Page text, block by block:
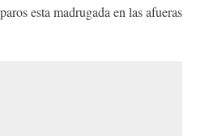
esta madrugada en las afueras